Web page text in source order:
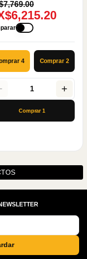
4 Comprar 2
1
Comprar1